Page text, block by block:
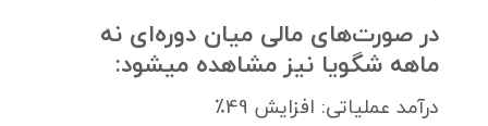
در صورت‌های مالی میان دوره‌ای نه
ماهه شگویا نیز مشاهده میشود:
درآمد عملیاتی: افزایش 49٪